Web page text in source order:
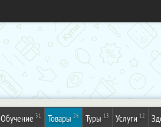
Обучение 31 Товары 26 Туры 13 Услуги 12